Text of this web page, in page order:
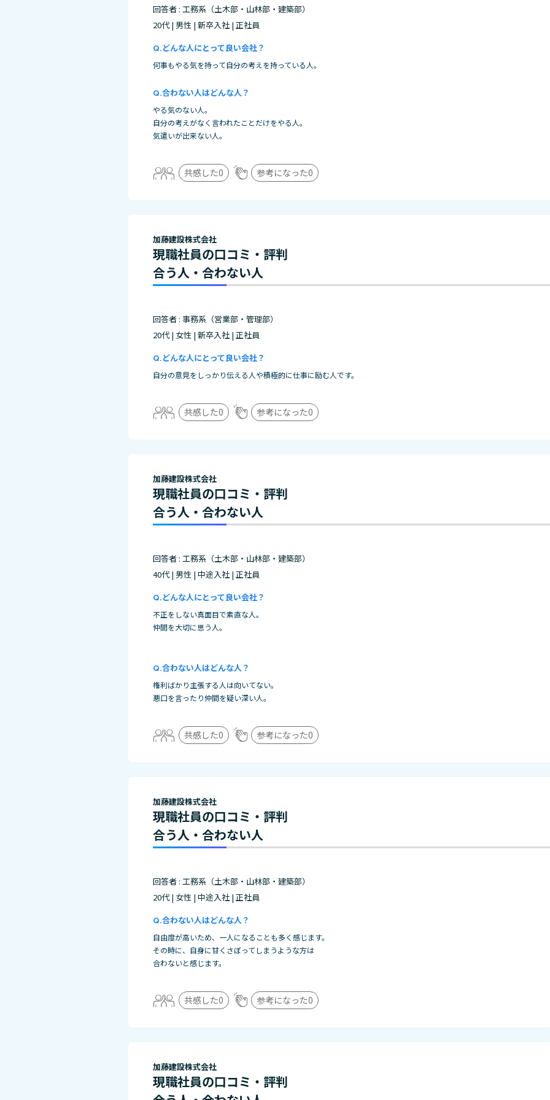
回答者 : 工務系（土木部・山林部・建築部）
20代 | 男性 | 新卒入社 | 正社員
どんな人にとって良い会社？
何事もやる気を持って自分の考えを持っている人。
合わない人はどんな人？
やる気のない人。
自分の考えがなく言われたことだけをやる人。
気遣いが出来ない人。
共感した0 参考になった0
加藤建設株式会社
現職社員の口コミ・評判
合う人・合わない人
回答者 : 事務系（営業部・管理部）
20代 | 女性 | 新卒入社 | 正社員
どんな人にとって良い会社？
自分の意見をしっかり伝える人や積極的に仕事に励む人です。
共感した0 参考になった0
加藤建設株式会社
現職社員の口コミ・評判
合う人・合わない人
回答者 : 工務系（土木部・山林部・建築部）
40代 | 男性 | 中途入社 | 正社員
どんな人にとって良い会社？
不正をしない真面目で素直な人。
仲間を大切に思う人。
合わない人はどんな人？
権利ばかり主張する人は向いてない。
悪口を言ったり仲間を疑い深い人。
共感した0 参考になった0
加藤建設株式会社
現職社員の口コミ・評判
合う人・合わない人
回答者 : 工務系（土木部・山林部・建築部）
20代 | 女性 | 中途入社 | 正社員
合わない人はどんな人？
自由度が高いため、一人になることも多く感じます。
その時に、自身に甘くさぼってしまうような方は
合わないと感じます。
共感した0 参考になった0
加藤建設株式会社
現職社員の口コミ・評判